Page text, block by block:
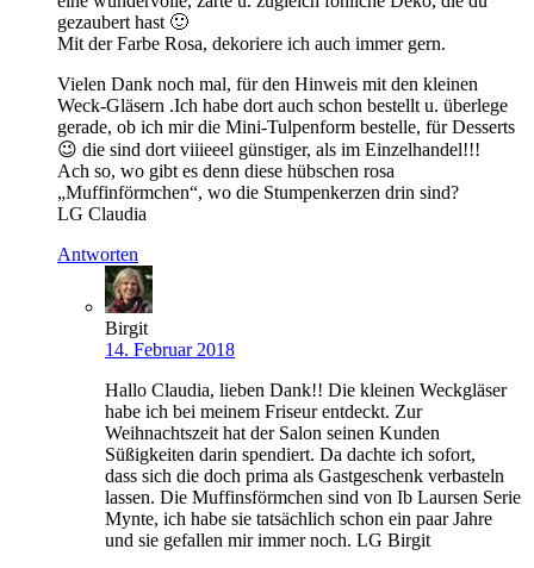
gezaubert hast 🙂
Mit der Farbe Rosa, dekoriere ich auch immer gern.
Vielen Dank noch mal, für den Hinweis mit den kleinen
Weck-Gläsern .Ich habe dort auch schon bestellt u. überlege
gerade, ob ich mir die Mini-Tulpenform bestelle, für Desserts
😉 die sind dort viiieeel günstiger, als im Einzelhandel!!!
Ach so, wo gibt es denn diese hübschen rosa
„Muffinförmchen“, wo die Stumpenkerzen drin sind?
LG Claudia
Antworten
Birgit
14. Februar 2018
Hallo Claudia, lieben Dank!! Die kleinen Weckgläser
habe ich bei meinem Friseur entdeckt. Zur
Weihnachtszeit hat der Salon seinen Kunden
Süßigkeiten darin spendiert. Da dachte ich sofort,
dass sich die doch prima als Gastgeschenk verbasteln
lassen. Die Muffinsförmchen sind von Ib Laursen Serie
Mynte, ich habe sie tatsächlich schon ein paar Jahre
und sie gefallen mir immer noch. LG Birgit